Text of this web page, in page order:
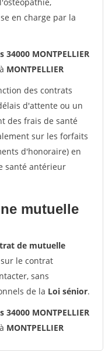
en charge par la
MONTPELLIER
MONTPELLIER
des contrats
d'attente ou un
des frais de santé
sur les forfaits
d'honoraire) en
santé antérieur
mutuelle
de mutuelle
le contrat
sans
de la Loi sénior.
MONTPELLIER
MONTPELLIER